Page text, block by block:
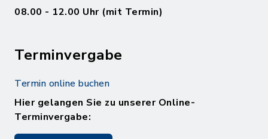
08.00 - 12.00 Uhr (mit Termin)
Terminvergabe
Termin online buchen
Hier gelangen Sie zu unserer Online-
Terminvergabe: